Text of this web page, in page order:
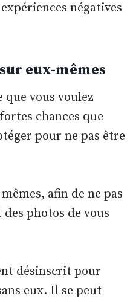
négatives
eux-mêmes
que vous voulez
chances que
pour ne pas être
afin de ne pas
photos de vous
désinscrit pour
eux. Il se peut